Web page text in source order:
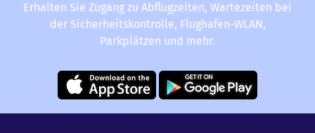
Erhalten Sie Zugang zu Abflugzeiten, Wartezeiten bei
der Sicherheitskontrolle, Flughafen-WLAN,
Parkplätzen und mehr.